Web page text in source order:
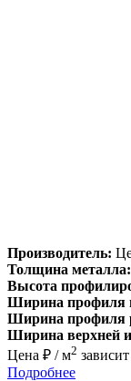
Производитель:
Толщина металла:
Высота
Ширина профиля
Ширина профиля
Ширина верхней
Цена ₽ / м2
Подробнее